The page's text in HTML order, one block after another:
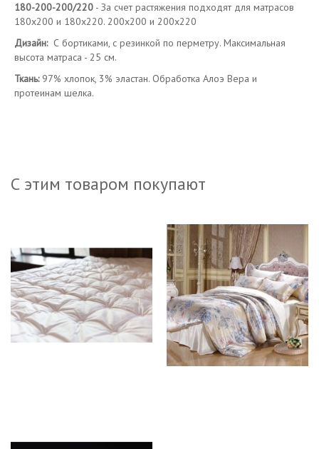
180-200-200/220 - За счет растяжения подходят для матрасов
180х200 и 180х220. 200х200 и 200х220
Дизайн: С бортиками, с резинкой по перметру. Максимальная
высота матраса - 25 см.
Ткань: 97% хлопок, 3% эластан. Обработка Алоэ Вера и
протеинам шелка.
С этим товаром покупают